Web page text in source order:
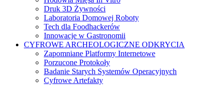
Druk 3D Żywności
Laboratoria Domowej Roboty
Tech dla Foodhackerów
Innowacje w Gastronomii
CYFROWE ARCHEOLOGICZNE ODKRYCIA
Zapomniane Platformy Internetowe
Porzucone Protokoły
Badanie Starych Systemów Operacyjnych
Cyfrowe Artefakty